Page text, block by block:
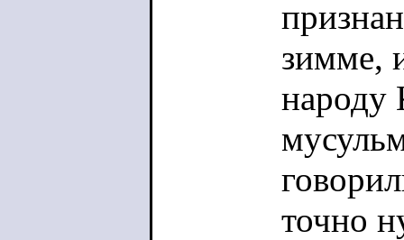
зимме,
народу
точно